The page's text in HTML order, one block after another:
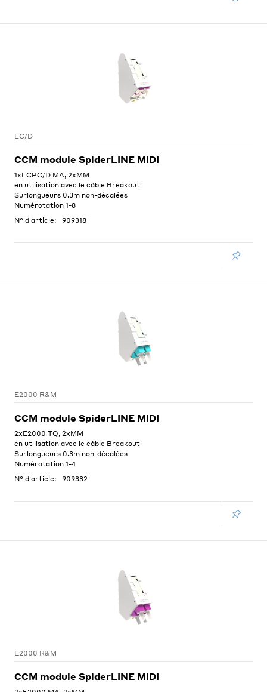
LC/D
CCM module SpiderLINE MIDI
1xLCPC/D MA, 2xMM
en utilisation avec le câble Breakout
Surlongueurs 0.3m non-décalées
Numérotation 1-8
N° d'article:
909318
E2000 R&M
CCM module SpiderLINE MIDI
2xE2000 TQ, 2xMM
en utilisation avec le câble Breakout
Surlongueurs 0.3m non-décalées
Numérotation 1-4
N° d'article:
909332
E2000 R&M
CCM module SpiderLINE MIDI